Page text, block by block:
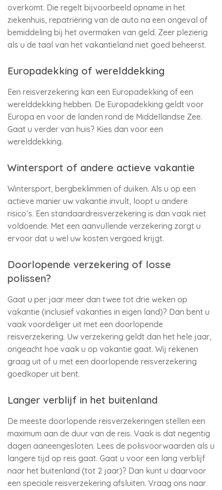
overkomt. Die regelt bijvoorbeeld opname in het
ziekenhuis, repatriëring van de auto na een ongeval of
bemiddeling bij het overmaken van geld. Zeer plezierig
als u de taal van het vakantieland niet goed beheerst.
Europadekking of werelddekking
Een reisverzekering kan een Europadekking of een
werelddekking hebben. De Europadekking geldt voor
Europa en voor de landen rond de Middellandse Zee.
Gaat u verder van huis? Kies dan voor een
werelddekking.
Wintersport of andere actieve vakantie
Wintersport, bergbeklimmen of duiken. Als u op een
actieve manier uw vakantie invult, loopt u andere
risico’s. Een standaardreisverzekering is dan vaak niet
voldoende. Met een aanvullende verzekering zorgt u
ervoor dat u wel uw kosten vergoed krijgt.
Doorlopende verzekering of losse
polissen?
Gaat u per jaar meer dan twee tot drie weken op
vakantie (inclusief vakanties in eigen land)? Dan bent u
vaak voordeliger uit met een doorlopende
reisverzekering. Uw verzekering geldt dan het hele jaar,
ongeacht hoe vaak u op vakantie gaat. Wij rekenen
graag uit of u met een doorlopende reisverzekering
goedkoper uit bent.
Langer verblijf in het buitenland
De meeste doorlopende reisverzekeringen stellen een
maximum aan de duur van de reis. Vaak is dat negentig
dagen aaneengesloten. Lees de polisvoorwaarden als u
langere tijd op reis gaat. Gaat u voor een lang verblijf
naar het buitenland (tot 2 jaar)? Dan kunt u daarvoor
een speciale reisverzekering afsluiten. Vraag ons naar